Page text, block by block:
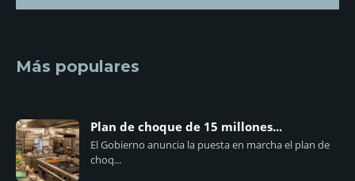
Más populares
Plan de choque de 15 millones...
El Gobierno anuncia la puesta en marcha el plan de
choq...